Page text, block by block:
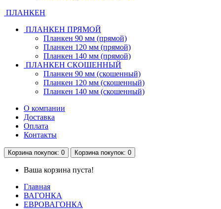
ПЛАНКЕН
ПЛАНКЕН ПРЯМОЙ
Планкен 90 мм (прямой)
Планкен 120 мм (прямой)
Планкен 140 мм (прямой)
ПЛАНКЕН СКОШЕННЫЙ
Планкен 90 мм (скошенный)
Планкен 120 мм (скошенный)
Планкен 140 мм (скошенный)
О компании
Доставка
Оплата
Контакты
Корзинапокупок: 0 Корзинапокупок: 0
Ваша корзина пуста!
Главная
ВАГОНКА
ЕВРОВАГОНКА